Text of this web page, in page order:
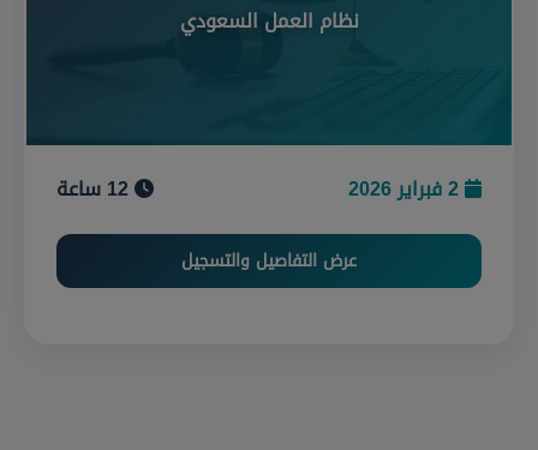
نظام العمل السعودي
عرض التفاصيل والتسجيل